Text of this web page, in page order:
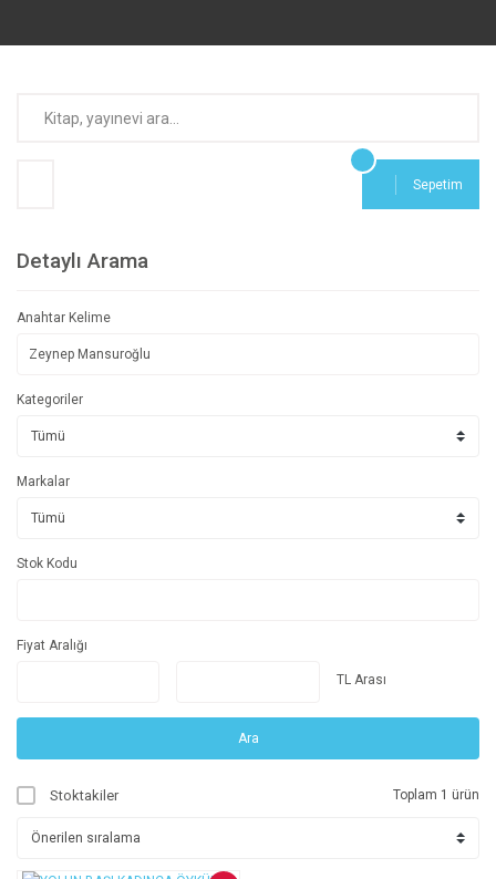
Sepetim
Detaylı Arama
Anahtar Kelime
Kategoriler
Markalar
Stok Kodu
Fiyat Aralığı
TL Arası
Ara
Stoktakiler Toplam 1 ürün